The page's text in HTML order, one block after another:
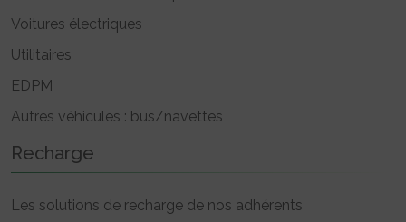
Voitures électriques
Utilitaires
EDPM
Autres véhicules : bus/navettes
Recharge
Les solutions de recharge de nos adhérents